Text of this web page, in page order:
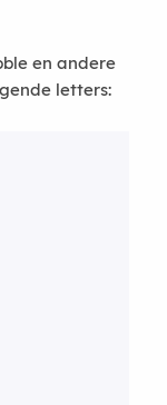
en andere
letters: